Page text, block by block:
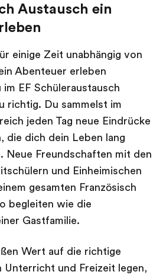
Austausch ein
einige Zeit unabhängig von
Abenteuer erleben
EF Schüleraustausch
richtig. Du sammelst im
jeden Tag neue Eindrücke
die dich dein Leben lang
Neue Freundschaften mit den
und Einheimischen
gesamten Französisch
begleiten wie die
Gastfamilie.
Wert auf die richtige
Unterricht und Freizeit legen,